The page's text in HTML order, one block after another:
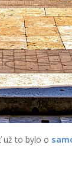
už to bylo o